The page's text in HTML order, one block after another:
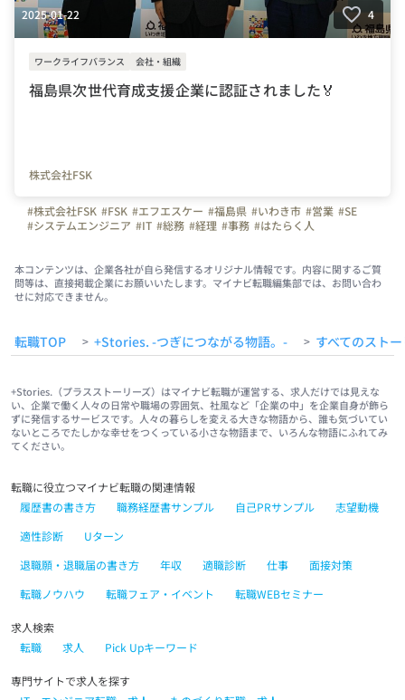
2025-01-22 4
ワークライフバランス 会社・組織
福島県次世代育成支援企業に認証されました🏅
株式会社FSK
#株式会社FSK #FSK #エフエスケー #福島県 #いわき市 #営業 #SE
#システムエンジニア #IT #総務 #経理 #事務 #はたらく人
#働く女性応援 #ワーママ #産休 #育休 #時間給 #有給 #仕事と育児
#ウォリバーマーク #ワークライフバランス
本コンテンツは、企業各社が自ら発信するオリジナル情報です。内容に関するご質
問等は、直接掲載企業にお願いいたします。マイナビ転職編集部では、お問い合わ
せに対応できません。
転職TOP > +Stories. -つぎにつながる物語。- > すべてのスト
+Stories.（プラスストーリーズ）はマイナビ転職が運営する、求人だけでは見えな
い、企業で働く人々の日常や職場の雰囲気、社風など「企業の中」を企業自身が飾ら
ずに発信するサービスです。人々の暮らしを変える大きな物語から、誰も気づいてい
ないところでたしかな幸せをつくっている小さな物語まで、いろんな物語にふれてみ
てください。
転職に役立つマイナビ転職の関連情報
履歴書の書き方
職務経歴書サンプル 自己PRサンプル
志望動機
適性診断
Uターン
退職願・退職届の書き方
年収 適職診断 仕事
面接対策
転職ノウハウ
転職フェア・イベント 転職WEBセミナー
求人検索
転職
求人 Pick Upキーワード
専門サイトで求人を探す